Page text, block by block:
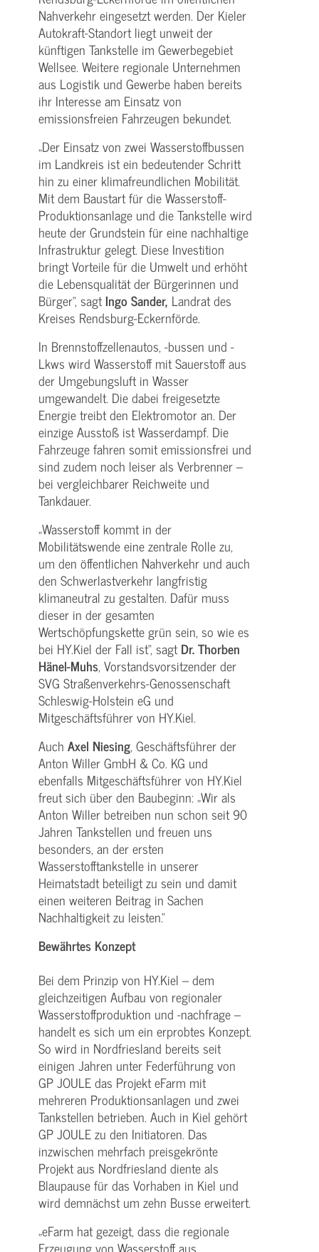
Nahverkehr eingesetzt werden. Der Kieler
Autokraft-Standort liegt unweit der
künftigen Tankstelle im Gewerbegebiet
Wellsee. Weitere regionale Unternehmen
aus Logistik und Gewerbe haben bereits
ihr Interesse am Einsatz von
emissionsfreien Fahrzeugen bekundet.
„Der Einsatz von zwei Wasserstoffbussen
im Landkreis ist ein bedeutender Schritt
hin zu einer klimafreundlichen Mobilität.
Mit dem Baustart für die Wasserstoff-
Produktionsanlage und die Tankstelle wird
heute der Grundstein für eine nachhaltige
Infrastruktur gelegt. Diese Investition
bringt Vorteile für die Umwelt und erhöht
die Lebensqualität der Bürgerinnen und
Bürger“, sagtIngo Sander, Landrat des
Kreises Rendsburg-Eckernförde.
In Brennstoffzellenautos, -bussen und -
Lkws wird Wasserstoff mit Sauerstoff aus
der Umgebungsluft in Wasser
umgewandelt. Die dabei freigesetzte
Energie treibt den Elektromotor an. Der
einzige Ausstoß ist Wasserdampf. Die
Fahrzeuge fahren somit emissionsfrei und
sind zudem noch leiser als Verbrenner –
bei vergleichbarer Reichweite und
Tankdauer.
„Wasserstoff kommt in der
Mobilitätswende eine zentrale Rolle zu,
um den öffentlichen Nahverkehr und auch
den Schwerlastverkehr langfristig
klimaneutral zu gestalten. Dafür muss
dieser in der gesamten
Wertschöpfungskette grün sein, so wie es
bei HY.Kiel der Fall ist“, sagtDr. Thorben
Hänel-Muhs, Vorstandsvorsitzender der
SVG Straßenverkehrs-Genossenschaft
Schleswig-Holstein eG und
Mitgeschäftsführer von HY.Kiel.
Auch Axel Niesing, Geschäftsführer der
Anton Willer GmbH & Co. KG und
ebenfalls Mitgeschäftsführer von HY.Kiel
freut sich über den Baubeginn: „Wir als
Anton Willer betreiben nun schon seit 90
Jahren Tankstellen und freuen uns
besonders, an der ersten
Wasserstofftankstelle in unserer
Heimatstadt beteiligt zu sein und damit
einen weiteren Beitrag in Sachen
Nachhaltigkeit zu leisten.“
Bewährtes Konzept
Bei dem Prinzip von HY.Kiel – dem
gleichzeitigen Aufbau von regionaler
Wasserstoffproduktion und -nachfrage –
handelt es sich um ein erprobtes Konzept.
So wird in Nordfriesland bereits seit
einigen Jahren unter Federführung von
GP JOULE das Projekt eFarm mit
mehreren Produktionsanlagen und zwei
Tankstellen betrieben. Auch in Kiel gehört
GP JOULE zu den Initiatoren. Das
inzwischen mehrfach preisgekrönte
Projekt aus Nordfriesland diente als
Blaupause für das Vorhaben in Kiel und
wird demnächst um zehn Busse erweitert.
„eFarm hat gezeigt, dass die regionale